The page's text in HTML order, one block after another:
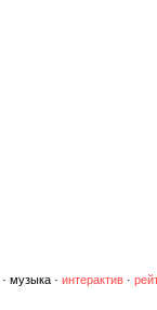
· музыка · интерактив ·